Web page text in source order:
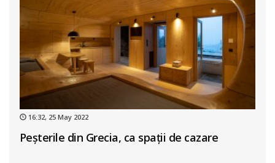
16:32, 25 May 2022
Peșterile din Grecia, ca spații de cazare